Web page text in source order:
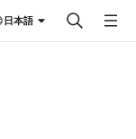
日本語